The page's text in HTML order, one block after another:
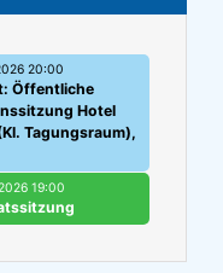
20:00
Öffentliche
Hotel
Tagungsraum),
19:00